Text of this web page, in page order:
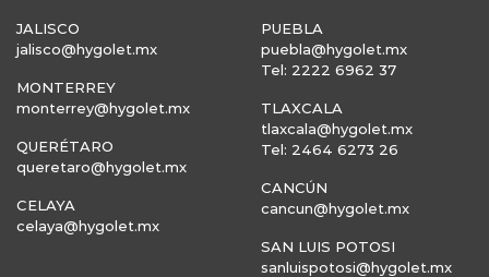
JALISCO
jalisco@hygolet.mx
MONTERREY
monterrey@hygolet.mx
QUERÉTARO
queretaro@hygolet.mx
CELAYA
celaya@hygolet.mx
PUEBLA
puebla@hygolet.mx
Tel: 2222 6962 37
TLAXCALA
tlaxcala@hygolet.mx
Tel: 2464 6273 26
CANCÚN
cancun@hygolet.mx
SAN LUIS POTOSI
sanluispotosi@hygolet.mx